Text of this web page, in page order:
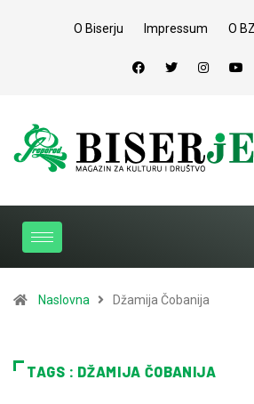
O Biserju Impressum O
Naslovna Džamija Čobanija
TAGS : DŽAMIJA ČOBANIJA